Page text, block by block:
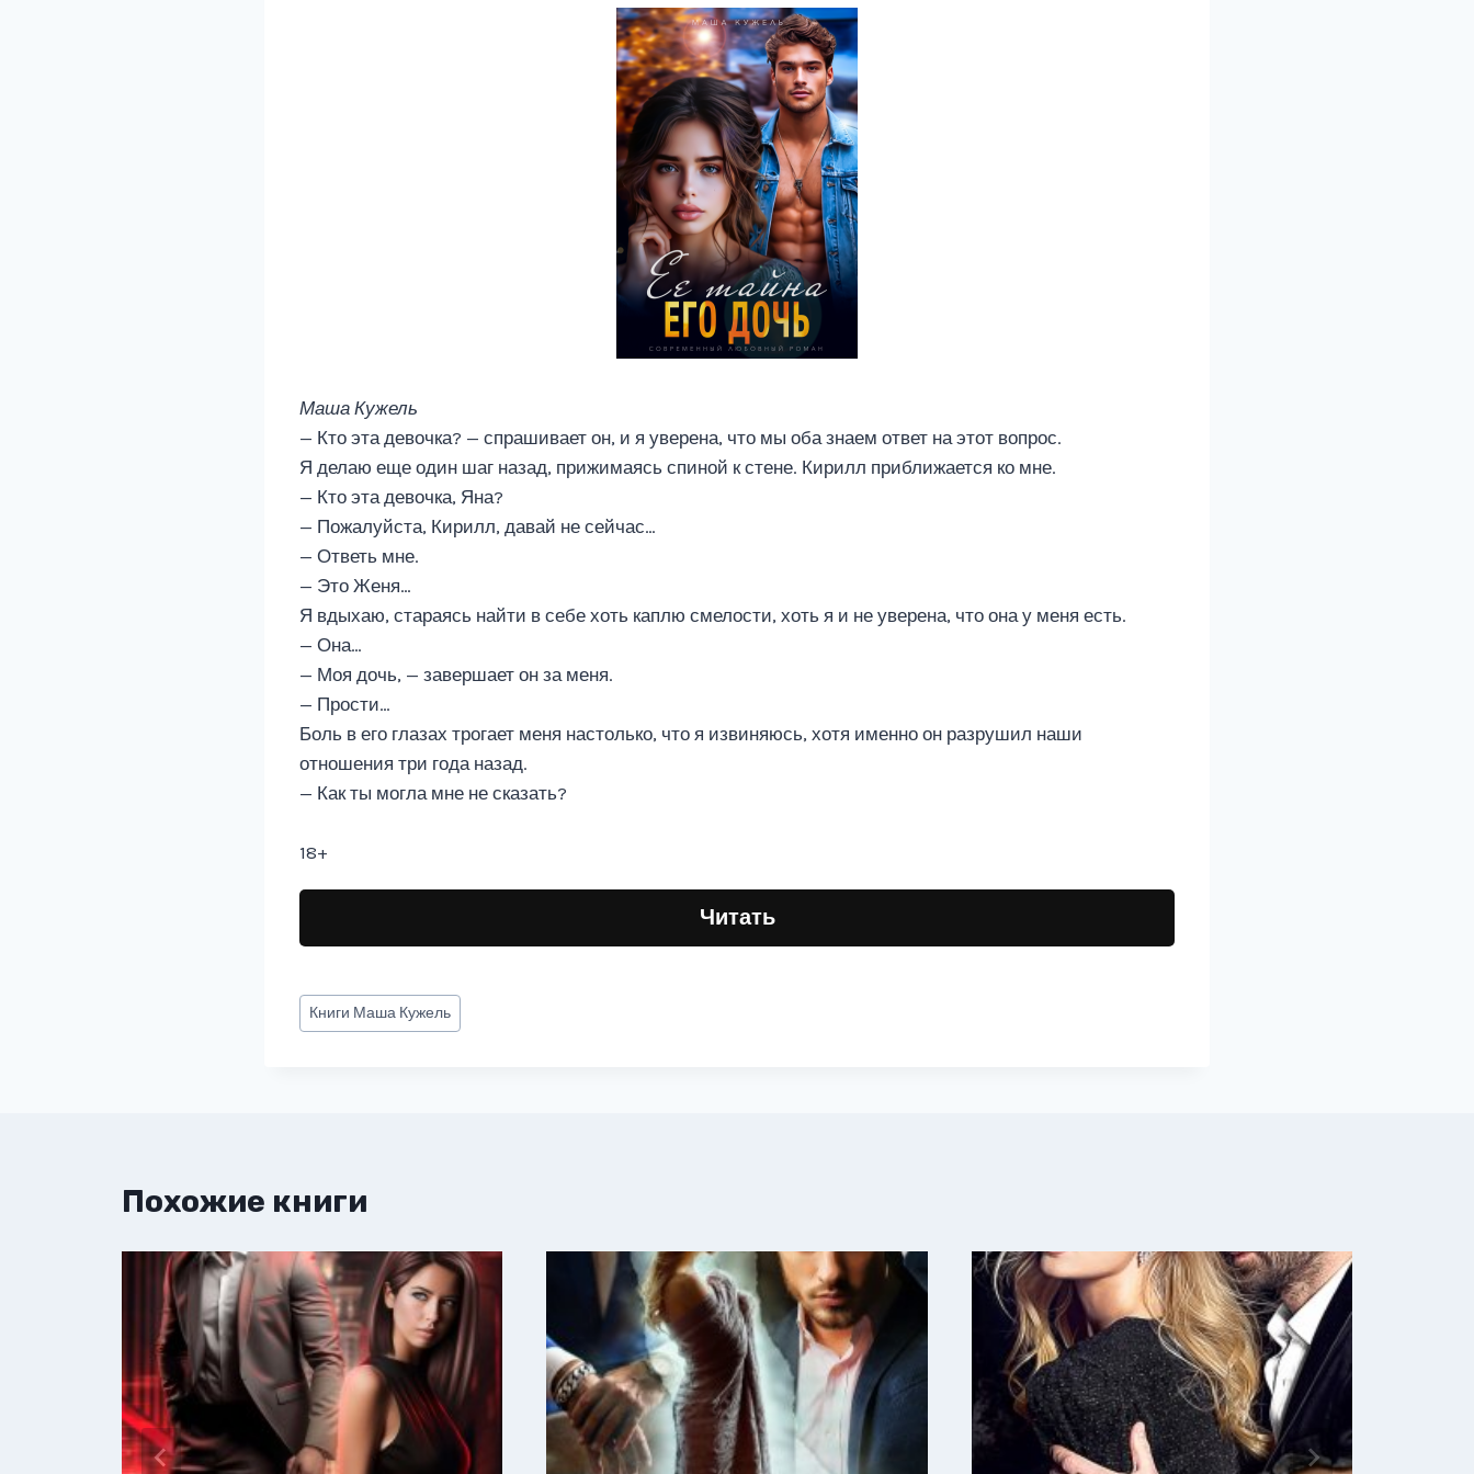
Маша Кужель
— Кто эта девочка? — спрашивает он, и я уверена, что мы оба знаем ответ на этот вопрос.
Я делаю еще один шаг назад, прижимаясь спиной к стене. Кирилл приближается ко мне.
— Кто эта девочка, Яна?
— Пожалуйста, Кирилл, давай не сейчас…
— Ответь мне.
— Это Женя…
Я вдыхаю, стараясь найти в себе хоть каплю смелости, хоть я и не уверена, что она у меня есть.
— Она…
— Моя дочь, — завершает он за меня.
— Прости…
Боль в его глазах трогает меня настолько, что я извиняюсь, хотя именно он разрушил наши
отношения три года назад.
— Как ты могла мне не сказать?
18+
Читать
Метки
записи:
Книги Маша Кужель
Похожие книги